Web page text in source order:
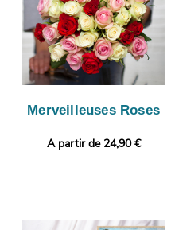
Merveilleuses Roses
A partir de 24,90 €